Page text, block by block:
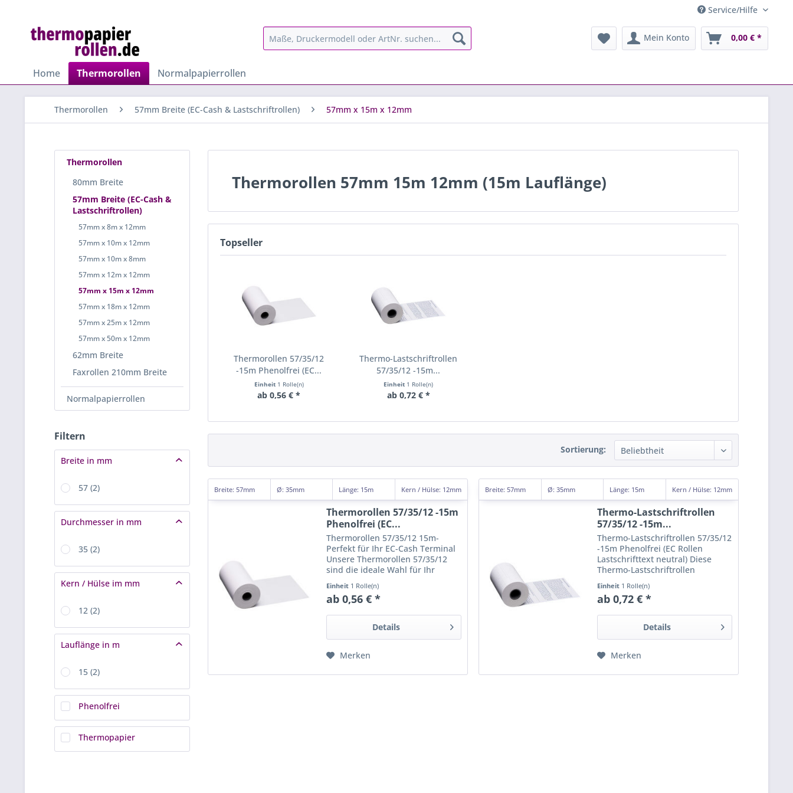
Service/Hilfe
Mein Konto 0,00 € *
Home Thermorollen Normalpapierrollen
Thermorollen 57mm Breite (EC-Cash & Lastschriftrollen) 57mm x 15m x 12mm
Thermorollen
80mm Breite
57mm Breite (EC-Cash &
Lastschriftrollen)
57mm x 8m x 12mm
57mm x 10m x 12mm
57mm x 10m x 8mm
57mm x 12m x 12mm
57mm x 15m x 12mm
57mm x 18m x 12mm
57mm x 25m x 12mm
57mm x 50m x 12mm
62mm Breite
Faxrollen 210mm Breite
Normalpapierrollen
Filtern
Breite in mm
57 (2)
Durchmesser in mm
35 (2)
Kern / Hülse im mm
12 (2)
Lauflänge in m
15 (2)
Phenolfrei
Thermopapier
Thermorollen 57mm 15m 12mm (15m Lauflänge)
Topseller
Thermorollen 57/35/12
-15m Phenolfrei (EC...
Einheit 1 Rolle(n)
ab 0,56 € *
Thermo-Lastschriftrollen
57/35/12 -15m...
Einheit 1 Rolle(n)
ab 0,72 € *
Sortierung:
Breite: 57mm Ø: 35mm Länge: 15m Kern / Hülse: 12mm
Thermorollen 57/35/12 -15m
Phenolfrei (EC...
Thermorollen 57/35/12 15m-
Perfekt für Ihr EC-Cash Terminal
Unsere Thermorollen 57/35/12
sind die ideale Wahl für Ihr
tragbares EC-Cash Terminal. Sie
sind speziell für Geräte wie die
von Ingenico konzipiert und
garantieren eine schnelle...
Einheit 1 Rolle(n)
ab 0,56 € *
Details
Merken
Breite: 57mm Ø: 35mm Länge: 15m Kern / Hülse: 12mm
Thermo-Lastschriftrollen
57/35/12 -15m...
Thermo-Lastschriftrollen 57/35/12
-15m Phenolfrei (EC Rollen
Lastschrifttext neutral) Diese
Thermo-Lastschriftrollen
57x35x12 sind ideal für tragbare
EC-Cash Terminals, z.B. des
bekannten Herstellers Ingenico.
Mit einer Lauflänge von 15...
Einheit 1 Rolle(n)
ab 0,72 € *
Details
Merken